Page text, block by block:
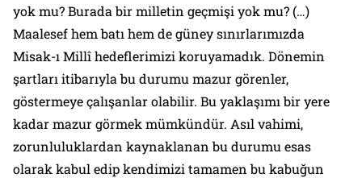
yok mu? Burada bir milletin geçmişi yok mu? (…)
Maalesef hem batı hem de güney sınırlarımızda
Misak-ı Millî hedeflerimizi koruyamadık. Dönemin
şartları itibarıyla bu durumu mazur görenler,
göstermeye çalışanlar olabilir. Bu yaklaşımı bir yere
kadar mazur görmek mümkündür. Asıl vahimi,
zorunluluklardan kaynaklanan bu durumu esas
olarak kabul edip kendimizi tamamen bu kabuğun